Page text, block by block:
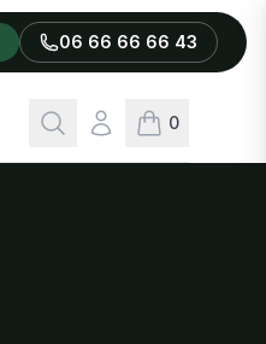
06 66 66 66 43
Rechercher
Connexion
0
articles dans